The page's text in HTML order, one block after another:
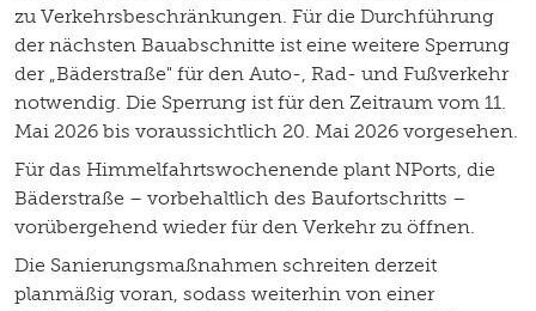
zu Verkehrsbeschränkungen. Für die Durchführung
der nächsten Bauabschnitte ist eine weitere Sperrung
der „Bäderstraße" für den Auto-, Rad- und Fußverkehr
notwendig. Die Sperrung ist für den Zeitraum vom 11.
Mai 2026 bis voraussichtlich 20. Mai 2026 vorgesehen.
Für das Himmelfahrtswochenende plant NPorts, die
Bäderstraße – vorbehaltlich des Baufortschritts –
vorübergehend wieder für den Verkehr zu öffnen.
Die Sanierungsmaßnahmen schreiten derzeit
planmäßig voran, sodass weiterhin von einer